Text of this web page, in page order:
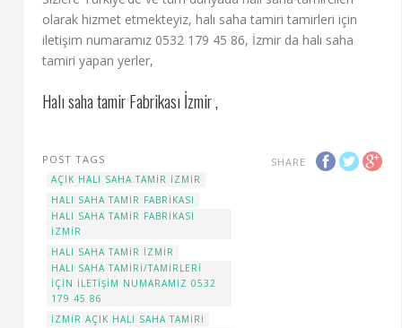
olarak hizmet etmekteyiz, halı saha tamiri tamirleri için
iletişim numaramız 0532 179 45 86, İzmir da halı saha
tamiri yapan yerler,
Halı saha tamir Fabrikası İzmir ,
SHARE
POST TAGS
AÇIK HALI SAHA TAMIR İZMIR
HALI SAHA TAMIR FABRIKASI
HALI SAHA TAMIR FABRIKASI
İZMIR
HALI SAHA TAMIR İZMIR
HALI SAHA TAMIRI/TAMIRLERI
IÇIN ILETIŞIM NUMARAMIZ 0532
179 45 86
İZMIR AÇIK HALI SAHA TAMIRI